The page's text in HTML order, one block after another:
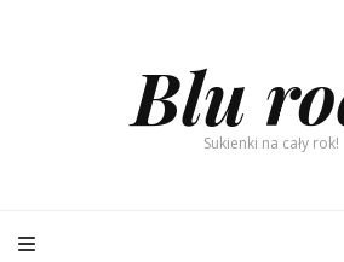
BluSukienki na cały rok!